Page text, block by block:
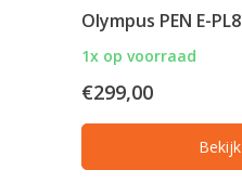
Olympus PEN E-PL8
1x op voorraad
€299,00
Bekijk